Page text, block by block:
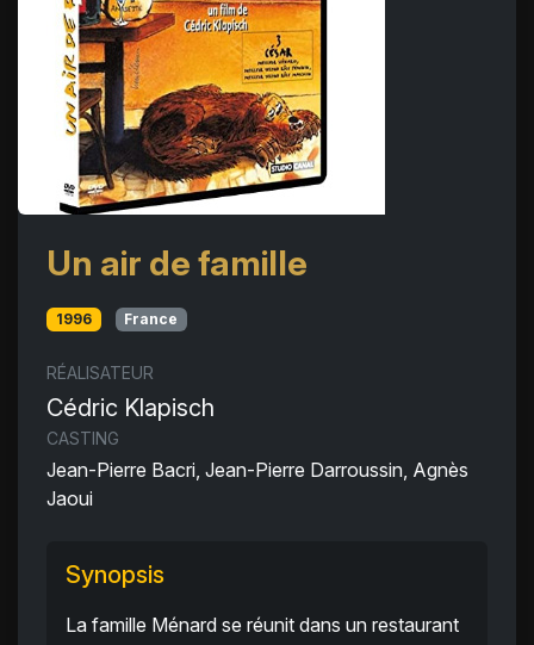
Un air de famille
1996 France
RÉALISATEUR
Cédric Klapisch
CASTING
Jean-Pierre Bacri, Jean-Pierre Darroussin, Agnès
Jaoui
Synopsis
La famille Ménard se réunit dans un restaurant